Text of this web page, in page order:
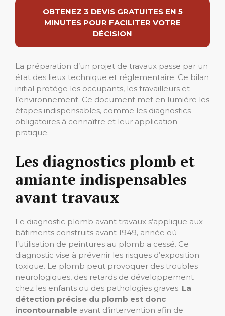
OBTENEZ 3 DEVIS GRATUITES EN 5
MINUTES POUR FACILITER VOTRE
DÉCISION
La préparation d’un projet de travaux passe par un
état des lieux technique et réglementaire. Ce bilan
initial protège les occupants, les travailleurs et
l’environnement. Ce document met en lumière les
étapes indispensables, comme les diagnostics
obligatoires à connaître et leur application
pratique.
Les diagnostics plomb et
amiante indispensables
avant travaux
Le diagnostic plomb avant travaux s’applique aux
bâtiments construits avant 1949, année où
l’utilisation de peintures au plomb a cessé. Ce
diagnostic vise à prévenir les risques d’exposition
toxique. Le plomb peut provoquer des troubles
neurologiques, des retards de développement
chez les enfants ou des pathologies graves. La
détection précise du plomb est donc
incontournable avant d’intervention afin de